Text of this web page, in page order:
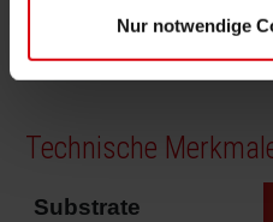
Nur notwendige
OPV, Primers &
Technische
Substrate